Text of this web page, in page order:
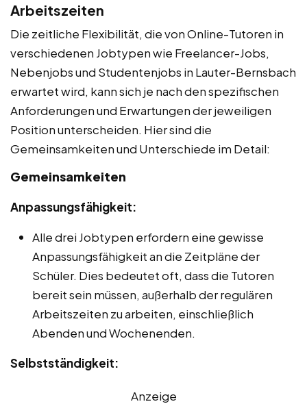
Arbeitszeiten
Die zeitliche Flexibilität, die von Online-Tutoren in
verschiedenen Jobtypen wie Freelancer-Jobs,
Nebenjobs und Studentenjobs in Lauter-Bernsbach
erwartet wird, kann sich je nach den spezifischen
Anforderungen und Erwartungen der jeweiligen
Position unterscheiden. Hier sind die
Gemeinsamkeiten und Unterschiede im Detail:
Gemeinsamkeiten
Anpassungsfähigkeit:
Alle drei Jobtypen erfordern eine gewisse
Anpassungsfähigkeit an die Zeitpläne der
Schüler. Dies bedeutet oft, dass die Tutoren
bereit sein müssen, außerhalb der regulären
Arbeitszeiten zu arbeiten, einschließlich
Abenden und Wochenenden.
Selbstständigkeit:
Anzeige